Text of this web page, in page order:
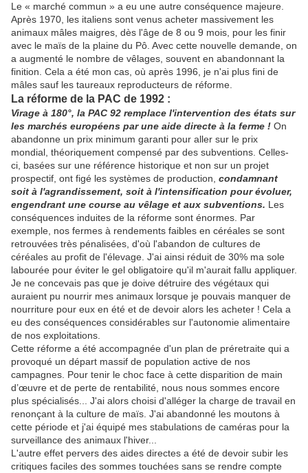
Le « marché commun » a eu une autre conséquence majeure.
Après 1970, les italiens sont venus acheter massivement les
animaux mâles maigres, dès l'âge de 8 ou 9 mois, pour les finir
avec le maïs de la plaine du Pô. Avec cette nouvelle demande, on
a augmenté le nombre de vêlages, souvent en abandonnant la
finition. Cela a été mon cas, où après 1996, je n'ai plus fini de
mâles sauf les taureaux reproducteurs de réforme.
La réforme de la PAC de 1992 :
Virage à 180°, la PAC 92 remplace l'intervention des états sur
les marchés européens par une aide directe à la ferme ! On
abandonne un prix minimum garanti pour aller sur le prix
mondial, théoriquement compensé par des subventions. Celles-
ci, basées sur une référence historique et non sur un projet
prospectif, ont figé les systèmes de production, condamnant
soit à l'agrandissement, soit à l'intensification pour évoluer,
engendrant une course au vêlage et aux subventions. Les
conséquences induites de la réforme sont énormes. Par
exemple, nos fermes à rendements faibles en céréales se sont
retrouvées très pénalisées, d'où l'abandon de cultures de
céréales au profit de l'élevage. J'ai ainsi réduit de 30% ma sole
labourée pour éviter le gel obligatoire qu'il m'aurait fallu appliquer.
Je ne concevais pas que je doive détruire des végétaux qui
auraient pu nourrir mes animaux lorsque je pouvais manquer de
nourriture pour eux en été et de devoir alors les acheter ! Cela a
eu des conséquences considérables sur l'autonomie alimentaire
de nos exploitations.
Cette réforme a été accompagnée d'un plan de préretraite qui a
provoqué un départ massif de population active de nos
campagnes. Pour tenir le choc face à cette disparition de main
d’œuvre et de perte de rentabilité, nous nous sommes encore
plus spécialisés... J'ai alors choisi d'alléger la charge de travail en
renonçant à la culture de maïs. J'ai abandonné les moutons à
cette période et j'ai équipé mes stabulations de caméras pour la
surveillance des animaux l'hiver...
L'autre effet pervers des aides directes a été de devoir subir les
critiques faciles des sommes touchées sans se rendre compte